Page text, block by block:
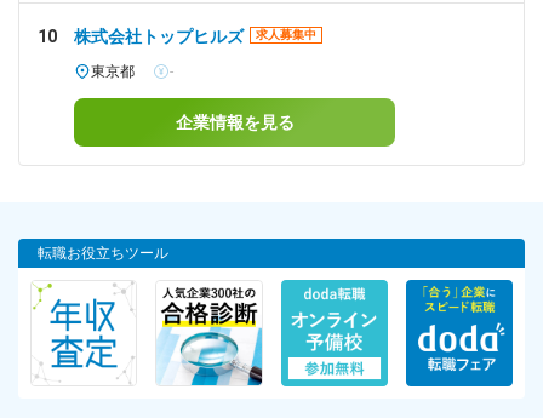
10 株式会社トップヒルズ 求人募集中
東京都 -
企業情報を見る
転職お役立ちツール